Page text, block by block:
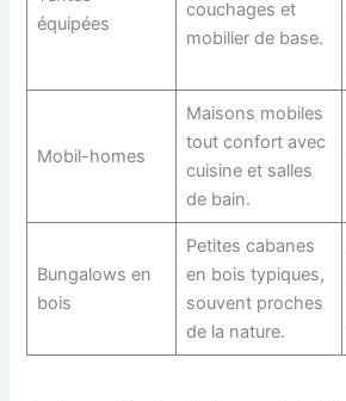
équipées
couchages et
mobilier de base.
Mobil-homes
Maisons mobiles
tout confort avec
cuisine et salles
de bain.
Bungalows en
bois
Petites cabanes
en bois typiques,
souvent proches
de la nature.